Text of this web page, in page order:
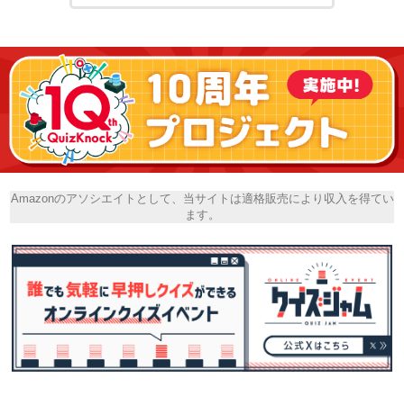
Amazonのアソシエイトとして、当サイトは適格販売により収入を得てい
ます。